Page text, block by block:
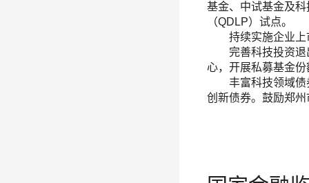
基金、中试基金及
（QDLP）试点。
持续实施企业上市
完善科技投资退出
心，开展私募基金
丰富科技领域债券
创新债券。鼓励郑